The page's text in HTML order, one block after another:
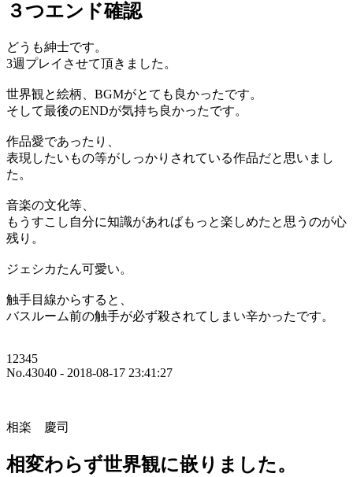
３つエンド確認
どうも紳士です。
3週プレイさせて頂きました。
世界観と絵柄、BGMがとても良かったです。
そして最後のENDが気持ち良かったです。
作品愛であったり、
表現したいもの等がしっかりされている作品だと思いまし
た。
音楽の文化等、
もうすこし自分に知識があればもっと楽しめたと思うのが心
残り。
ジェシカたん可愛い。
触手目線からすると、
バスルーム前の触手が必ず殺されてしまい辛かったです。
12345
No.43040 - 2018-08-17 23:41:27
相楽 慶司
相変わらず世界観に嵌りました。